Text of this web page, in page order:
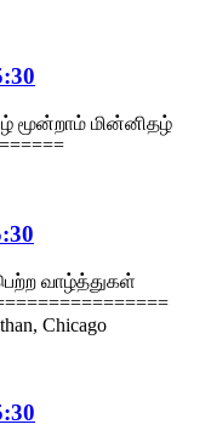
மூன்றாம் மின்னிதழ்
வாழ்த்துகள்
Chicago